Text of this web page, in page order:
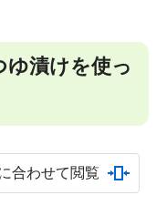
ゆ漬けを使っ
合わせて閲覧